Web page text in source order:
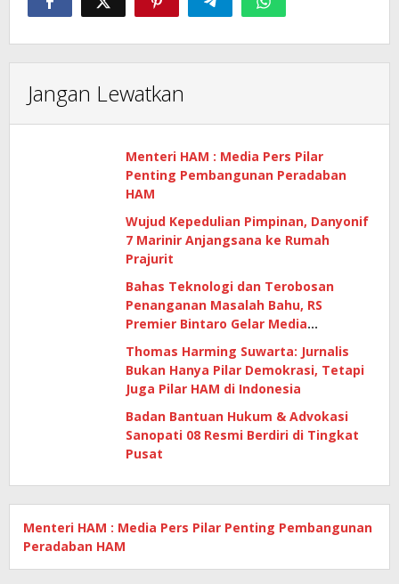
Jangan Lewatkan
Menteri HAM : Media Pers Pilar
Penting Pembangunan Peradaban
HAM
Wujud Kepedulian Pimpinan, Danyonif
7 Marinir Anjangsana ke Rumah
Prajurit
Bahas Teknologi dan Terobosan
Penanganan Masalah Bahu, RS
Premier Bintaro Gelar Media
Thomas Harming Suwarta: Jurnalis
Bukan Hanya Pilar Demokrasi, Tetapi
Juga Pilar HAM di Indonesia
Badan Bantuan Hukum & Advokasi
Sanopati 08 Resmi Berdiri di Tingkat
Pusat
Menteri HAM : Media Pers Pilar Penting Pembangunan
Peradaban HAM